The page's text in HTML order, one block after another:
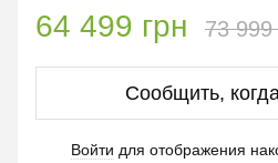
64 499 грн 73 999
Сообщить,
Войти для отображения